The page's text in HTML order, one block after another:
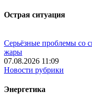
Острая ситуация
Серьёзные проблемы со
жары
07.08.2026 11:09
Новости рубрики
Энергетика